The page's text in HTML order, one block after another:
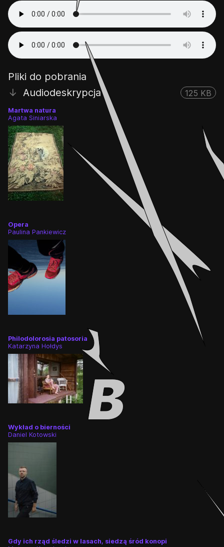
Martwa natura
Agata Siniarska
Opera
Paulina Pankiewicz
Philodolorosia patosoria
Katarzyna Hołdys
Wykład o bierności
Daniel Kotowski
Gdy ich rząd śledzi w lasach, siedzą śród konopi
Pliki do pobrania
↓ Audiodeskrypcja 125 KB